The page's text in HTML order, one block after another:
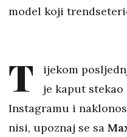
model koji
T
ijekom
je kaput
Instagramu i
nisi, upoznaj se sa